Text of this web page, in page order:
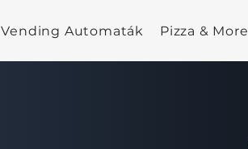
Vending Automaták Pizza & More